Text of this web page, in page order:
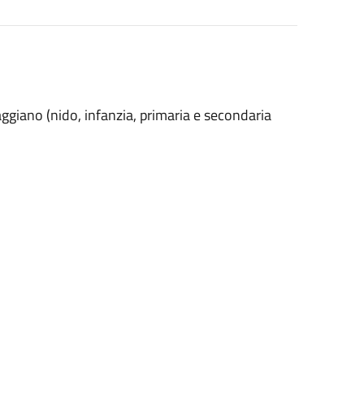
(nido, infanzia, primaria e secondaria